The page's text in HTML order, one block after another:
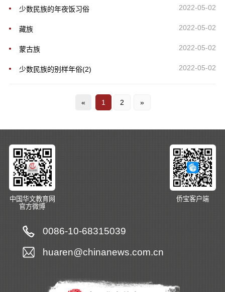
少数民族的年夜饭习俗 2022-05-02
藏族 2022-05-02
蒙古族 2022-05-02
少数民族的别样年俗(2) 2022-05-02
« 1 2 »
中国华文教育网
官方微博
侨宝客户端
0086-10-68315039
huaren@chinanews.com.cn